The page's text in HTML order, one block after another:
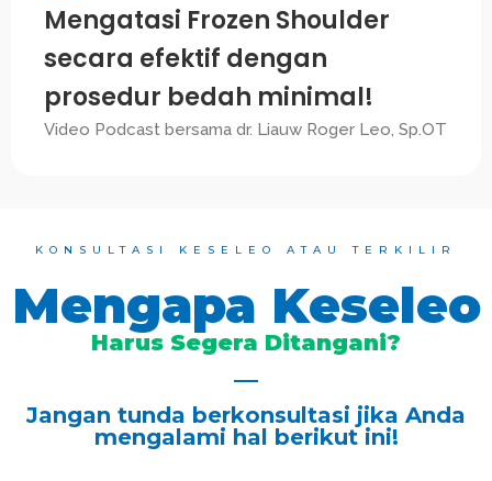
Mengatasi Frozen Shoulder
secara efektif dengan
prosedur bedah minimal!
Video Podcast bersama dr. Liauw Roger Leo, Sp.OT
KONSULTASI KESELEO ATAU TERKILIR
Mengapa Keseleo
Harus Segera Ditangani?
Jangan tunda berkonsultasi jika Anda
mengalami hal berikut ini!